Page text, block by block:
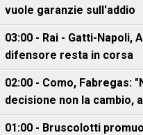
vuole garanzie sull'addio
03:00 - Rai - Gatti-Napoli,
difensore resta in corsa
02:00 - Como, Fabregas:
decisione non la cambio,
01:00 - Bruscolotti